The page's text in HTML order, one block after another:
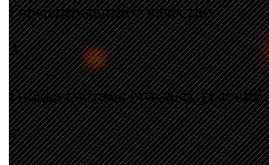
Гарантированное качество.
3
Гибкая система оптовых условий.
4